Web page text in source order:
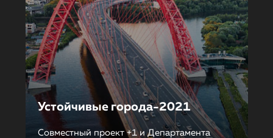
Устойчивые города-2021
Совместный проект +1 и Департамента